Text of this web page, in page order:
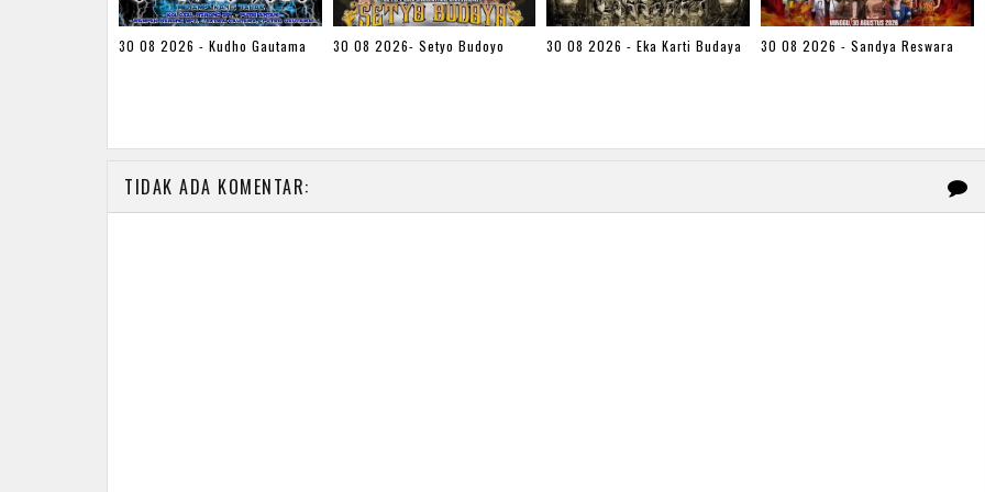
30 08 2026 - Kudho Gautama 30 08 2026- Setyo Budoyo 30 08 2026 - Eka Karti Budaya 30 08 2026 - Sandya Reswara
TIDAK ADA KOMENTAR: